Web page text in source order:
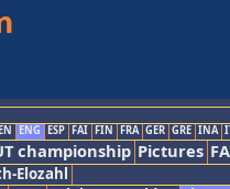
ENG ESP FAI FIN FRA GER GRE INA
championship Pictures
Elozahl